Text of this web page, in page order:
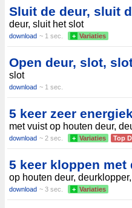
Sluit de deur, sluit
deur, sluit het slot
download ~ 1 sec. + Variaties
Open deur, slot,
slot
download ~ 1 sec.
5 keer zeer
met vuist op houten deur,
download ~ 2 sec. + Variaties Top
5 keer kloppen met
op houten deur,
download ~ 3 sec. + Variaties